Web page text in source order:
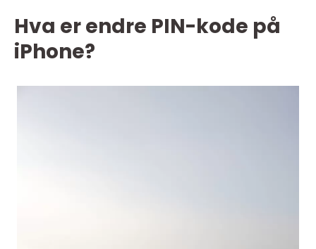
Hva er endre PIN-kode på
iPhone?